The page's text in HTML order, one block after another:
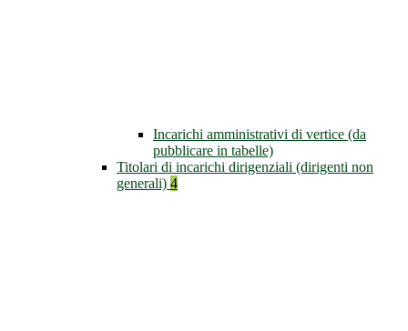
Incarichi amministrativi di vertice (da
pubblicare in tabelle)
Titolari di incarichi dirigenziali (dirigenti non
generali) 4